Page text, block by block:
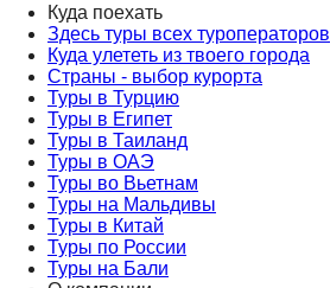
Куда поехать
Здесь туры всех туроператоров
Куда улететь из твоего города
Страны - выбор курорта
Туры в Турцию
Туры в Египет
Туры в Таиланд
Туры в ОАЭ
Туры во Вьетнам
Туры на Мальдивы
Туры в Китай
Туры по России
Туры на Бали